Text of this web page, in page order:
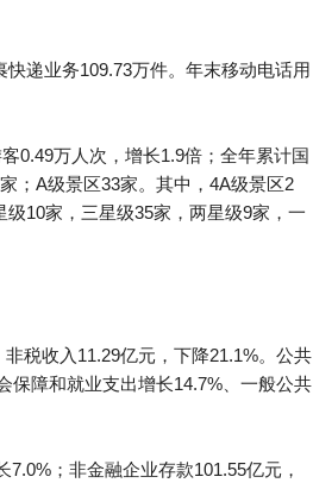
递业务109.73万件。年末移动电话用
0.49万人次，增长1.9倍；全年累计国
；A级景区33家。其中，4A级景区2
10家，三星级35家，两星级9家，一
税收入11.29亿元，下降21.1%。公共
保障和就业支出增长14.7%、一般公共
；非金融企业存款101.55亿元，